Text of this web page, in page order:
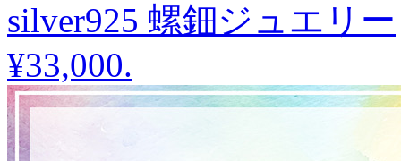
silver925 螺鈿ジュエリー
¥33,000.